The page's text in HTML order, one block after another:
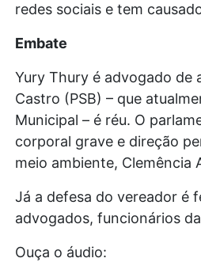
redes sociais e tem
Embate
Yury Thury é advogado de
Castro (PSB) – que
Municipal – é réu. O
corporal grave e direção
meio ambiente, Clemência
Já a defesa do vereador é
advogados, funcionários
Ouça o áudio: